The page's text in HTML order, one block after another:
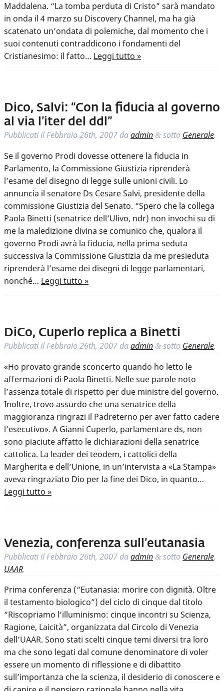
Maddalena. “La tomba perduta di Cristo” sarà mandato
in onda il 4 marzo su Discovery Channel, ma ha già
scatenato un’ondata di polemiche, dal momento che i
suoi contenuti contraddicono i fondamenti del
Cristianesimo: il fatto… Leggi tutto »
Dico, Salvi: “Con la fiducia al governo
al via l’iter del ddl”
Pubblicati ilFebbraio 26th, 2007 daadmin & sotto Generale.
Se il governo Prodi dovesse ottenere la fiducia in
Parlamento, la Commissione Giustizia riprenderà
l’esame del disegno di legge sulle unioni civili. Lo
annuncia il senatore Ds Cesare Salvi, presidente della
commissione Giustizia del Senato. “Spero che la collega
Paola Binetti (senatrice dell’Ulivo, ndr) non invochi su di
me la maledizione divina se comunico che, qualora il
governo Prodi avrà la fiducia, nella prima seduta
successiva la Commissione Giustizia da me presieduta
riprenderà l’esame dei disegni di legge parlamentari,
nonché… Leggi tutto »
DiCo, Cuperlo replica a Binetti
Pubblicati ilFebbraio 26th, 2007 daadmin & sotto Generale.
«Ho provato grande sconcerto quando ho letto le
affermazioni di Paola Binetti. Nelle sue parole noto
l’assenza totale di rispetto per due ministre del governo.
Inoltre, trovo assurdo che una senatrice della
maggioranza ringrazi il Padreterno per aver fatto cadere
l’esecutivo». A Gianni Cuperlo, parlamentare ds, non
sono piaciute affatto le dichiarazioni della senatrice
cattolica. La leader dei teodem, i cattolici della
Margherita e dell’Unione, in un’intervista a «La Stampa»
aveva ringraziato Dio per la fine dei Dico, in quanto…
Leggi tutto »
Venezia, conferenza sull’eutanasia
Pubblicati ilFebbraio 26th, 2007 daadmin & sotto Generale,
UAAR.
Prima conferenza (“Eutanasia: morire con dignità. Oltre
il testamento biologico”) del ciclo di cinque dal titolo
“Riscopriamo l’illuminismo: cinque incontri su Scienza,
Ragione, Laicità”, organizzata dal Circolo di Venezia
dell’UAAR. Sono stati scelti cinque temi diversi tra loro
ma che sono legati dal comune denominatore di voler
essere un momento di riflessione e di dibattito
sull’importanza che la scienza, il desiderio di conoscere e